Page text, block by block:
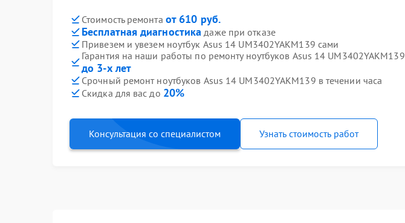
Стоимость ремонта от 610 руб.
Бесплатная диагностика даже при отказе
Привезем и увезем ноутбук Asus 14 UM3402YAKM139 сами
Гарантия на наши работы по ремонту ноутбуков Asus 14 UM3402YAKM139
до 3-х лет
Срочный ремонт ноутбуков Asus 14 UM3402YAKM139 в течении часа
Скидка для вас до 20%
Консультация со специалистом Узнать стоимость работ